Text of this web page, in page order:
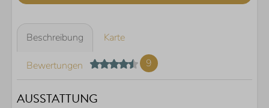
Beschreibung Karte
Bewertungen 9
AUSSTATTUNG